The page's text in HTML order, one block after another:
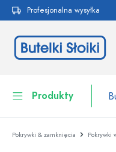
Profesjonalna wysyłka
Produkty
Butelki
Pokrywki & zamknięcia Pokrywki